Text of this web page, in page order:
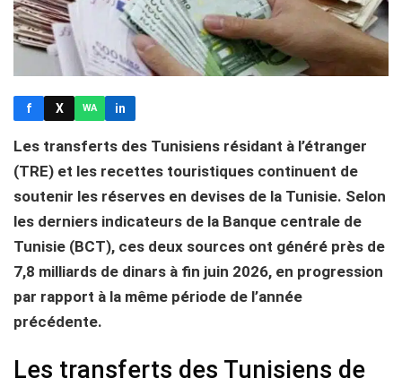
f X WA in
Les transferts des Tunisiens résidant à l’étranger
(TRE) et les recettes touristiques continuent de
soutenir les réserves en devises de la Tunisie. Selon
les derniers indicateurs de la Banque centrale de
Tunisie (BCT), ces deux sources ont généré près de
7,8 milliards de dinars à fin juin 2026, en progression
par rapport à la même période de l’année
précédente.
Les transferts des Tunisiens de